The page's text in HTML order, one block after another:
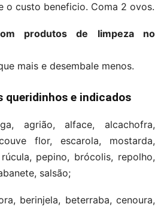
o custo beneficio. Coma 2 ovos.
produtos de limpeza no
mais e desembale menos.
queridinhos e indicados
agrião, alface, alcachofra,
flor, escarola, mostarda,
pepino, brócolis, repolho,
salsão;
berinjela, beterraba, cenoura,